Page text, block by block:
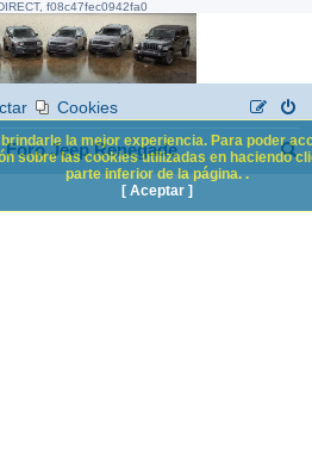
f08c47fec0942fa0
Cookies
Foro Jeep Renegade
B
s
la mejor experiencia. Para poder
sobre las cookies utilizadas en haciendo
parte inferior de la página. .
[ Aceptar ]